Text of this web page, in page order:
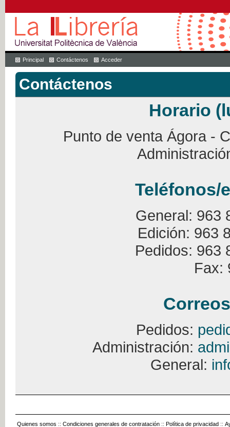
Principal Contáctenos Acceder
Contáctenos
Horario
Punto de venta Ágora -
Teléfonos/
General: 963
Edición: 963
Pedidos: 963
Fax:
Pedidos:
Administración:
General:
Quienes somos :: Condiciones generales de contratación :: Política de privacidad ::